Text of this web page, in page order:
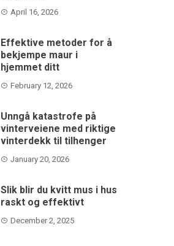
April 16, 2026
Effektive metoder for å
bekjempe maur i
hjemmet ditt
February 12, 2026
Unngå katastrofe på
vinterveiene med riktige
vinterdekk til tilhenger
January 20, 2026
Slik blir du kvitt mus i hus
raskt og effektivt
December 2, 2025